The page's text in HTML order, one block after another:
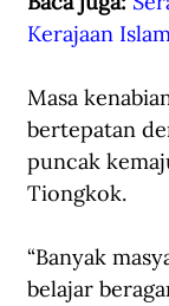
Kerajaan
Masa
bertepatan
puncak
Tiongkok.
“Banyak
belajar